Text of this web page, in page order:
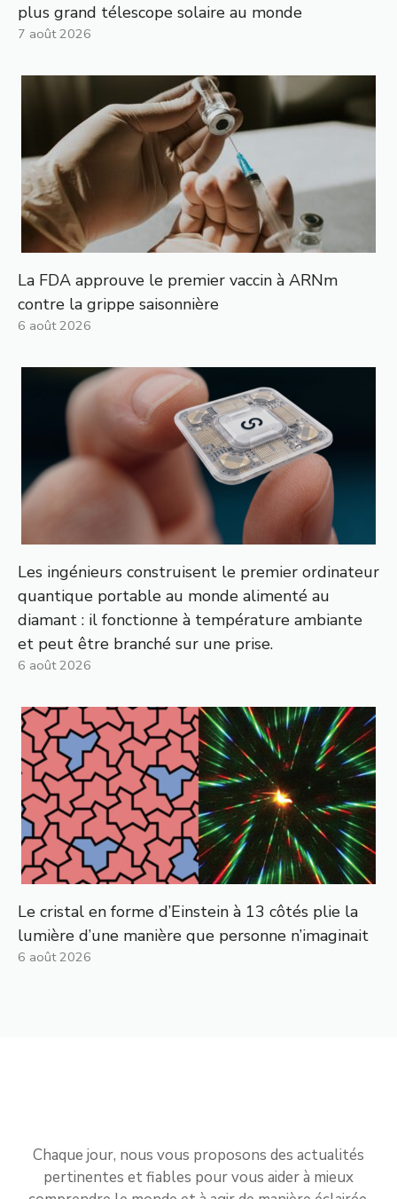
plus grand télescope solaire au monde
7 août 2026
La FDA approuve le premier vaccin à ARNm
contre la grippe saisonnière
6 août 2026
Les ingénieurs construisent le premier ordinateur
quantique portable au monde alimenté au
diamant : il fonctionne à température ambiante
et peut être branché sur une prise.
6 août 2026
Le cristal en forme d’Einstein à 13 côtés plie la
lumière d’une manière que personne n’imaginait
6 août 2026
Chaque jour, nous vous proposons des actualités
pertinentes et fiables pour vous aider à mieux